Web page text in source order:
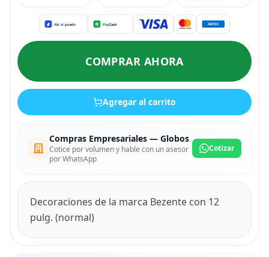
COMPRAR AHORA
Agregar al carrito
Compras Empresariales — Globos
Cotice por volumen y hable con un asesor
por WhatsApp
Cotizar
Decoraciones de la marca Bezente con 12
pulg. (normal)